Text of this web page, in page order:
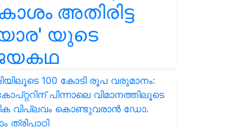
അതിരിട്ട
യുടെ